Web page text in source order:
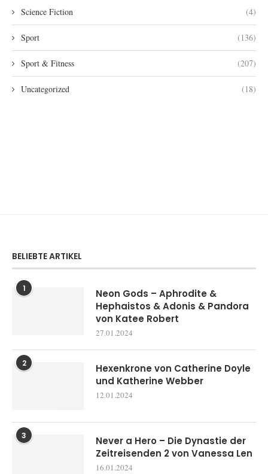
Science Fiction (4)
Sport (136)
Sport & Fitness (207)
Uncategorized (18)
BELIEBTE ARTIKEL
1
Neon Gods – Aphrodite &
Hephaistos & Adonis & Pandora
von Katee Robert
27.01.2024
2
Hexenkrone von Catherine Doyle
und Katherine Webber
12.01.2024
3
Never a Hero – Die Dynastie der
Zeitreisenden 2 von Vanessa Len
16.01.2024